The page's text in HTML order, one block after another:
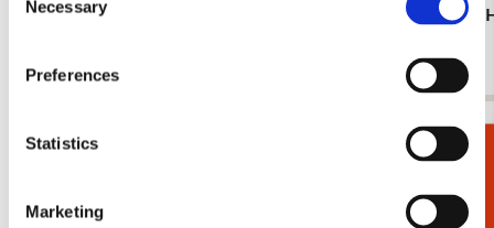
Selection
Necessary
Preferences
Statistics
Marketing
Beethoven, Beethoven-Haus Bonn
Beethoven-
Cadeaukiezer